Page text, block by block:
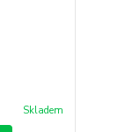
Skladem